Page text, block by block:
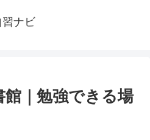
習ナビ
館｜勉強できる場